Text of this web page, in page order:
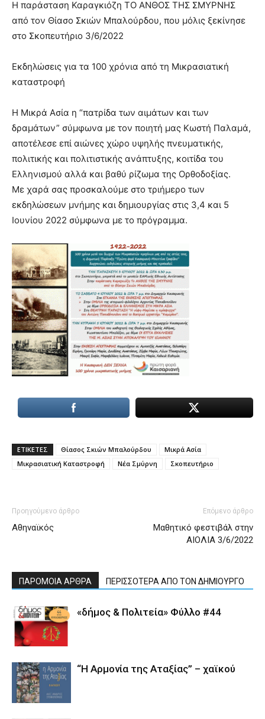
you
the
meaning
pornhun
hd
Η παράσταση Καραγκιόζη ΤΟ ΑΝΘΟΣ ΤΗΣ ΣΜΥΡΝΗΣ
από τον Θίασο Σκιών Μπαλούρδου, που μόλις ξεκίνησε
στο Σκοπευτήριο 3/6/2022
Εκδηλώσεις για τα 100 χρόνια από τη Μικρασιατική
καταστροφή
Η Μικρά Ασία η “πατρίδα των αιμάτων και των
δραμάτων” σύμφωνα με τον ποιητή μας Κωστή Παλαμά,
αποτέλεσε επί αιώνες χώρο υψηλής πνευματικής,
πολιτικής και πολιτιστικής ανάπτυξης, κοιτίδα του
Ελληνισμού αλλά και βαθύ ρίζωμα της Ορθοδοξίας.
Με χαρά σας προσκαλούμε στο τριήμερο των
εκδηλώσεων μνήμης και δημιουργίας στις 3,4 και 5
Ιουνίου 2022 σύμφωνα με το πρόγραμμα.
ΕΤΙΚΕΤΕΣ Θίασος Σκιών Μπαλούρδου
Μικρά Ασία
Μικρασιατική Καταστροφή
Νέα Σμύρνη Σκοπευτήριο
Προηγούμενο άρθρο
Αθηναϊκός
Επόμενο άρθρο
Μαθητικό φεστιβάλ στην
ΑΙΟΛΙΑ 3/6/2022
ΠΑΡΟΜΟΙΑ ΑΡΘΡΑ ΠΕΡΙΣΣΟΤΕΡΑ ΑΠΟ ΤΟΝ ΔΗΜΙΟΥΡΓΟ
«δήμος & Πολιτεία» Φύλλο #44
“Η Αρμονία της Αταξίας” – χαϊκού